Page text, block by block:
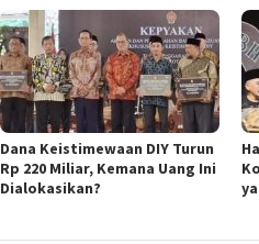
Dana Keistimewaan DIY Turun
Rp 220 Miliar, Kemana Uang Ini
Dialokasikan?